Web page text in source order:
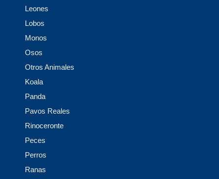
Leones
Lobos
Monos
Osos
Otros Animales
Koala
Panda
Pavos Reales
Rinoceronte
Peces
Perros
Ranas